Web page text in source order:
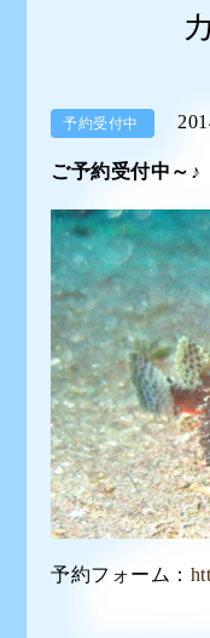
予約受付中
ご予約受付中～♪
予約フォーム：